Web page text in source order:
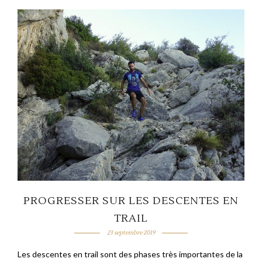
PROGRESSER SUR LES DESCENTES EN
TRAIL
23 septembre 2019
Les descentes en trail sont des phases très importantes de la